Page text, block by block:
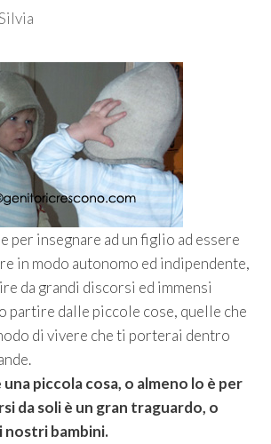
per insegnare ad un figlio ad essere
in modo autonomo ed indipendente,
da grandi discorsi ed immensi
partire dalle piccole cose, quelle che
di vivere che ti porterai dentro
piccola cosa, o almeno lo è per
da soli è un gran traguardo, o
nostri bambini.